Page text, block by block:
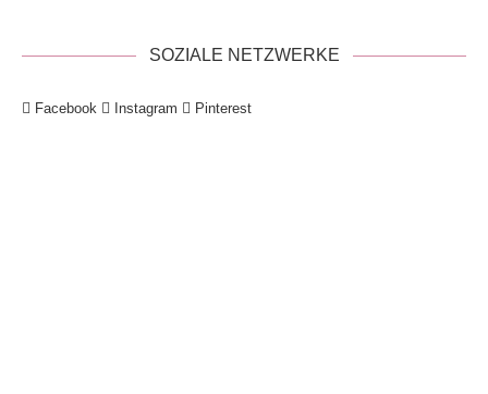
SOZIALE NETZWERKE
Facebook Instagram Pinterest